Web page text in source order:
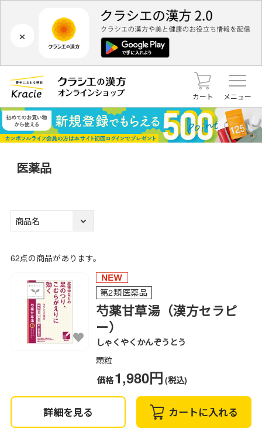
×
カート メニュー
医薬品
62点の商品があります。
第2類医薬品
芍薬甘草湯（漢方セラピ
ー）
しゃくやくかんぞうとう
顆粒
価格1,980円 (税込)
詳細を見る カートに入れる